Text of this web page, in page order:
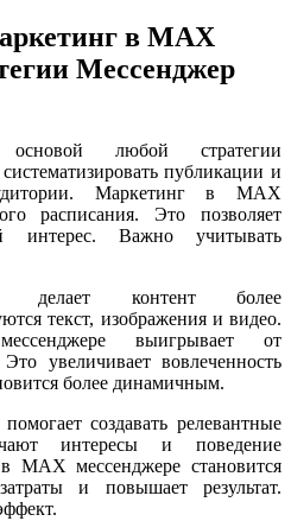
в MAX
Мессенджер
основой любой стратегии
публикации и
Маркетинг в MAX
расписания. Это позволяет
интерес. Важно учитывать
делает контент более
текст, изображения и видео.
выигрывает от
увеличивает вовлеченность
более динамичным.
создавать релевантные
интересы и поведение
MAX мессенджере становится
и повышает результат.